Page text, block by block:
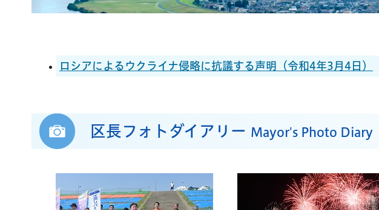
ロシアによるウクライナ侵略に抗議する声明（令和4年3月4日）
区長フォトダイアリー Mayor's Photo Diary